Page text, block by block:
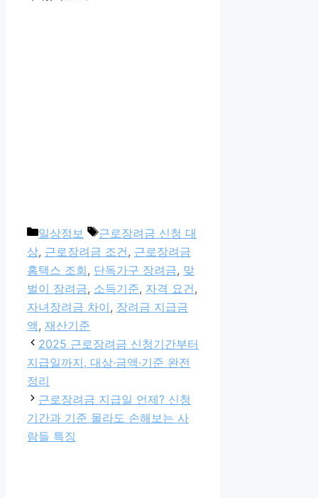
카
테
고
리
일상정보
태
그
근로장려금 신청 대
상, 근로장려금 조건, 근로장려금
홈택스 조회, 단독가구 장려금, 맞
벌이 장려금, 소득기준, 자격 요건,
자녀장려금 차이, 장려금 지급금
액, 재산기준
2025 근로장려금 신청기간부터
지급일까지, 대상·금액·기준 완전
정리
근로장려금 지급일 언제? 신청
기간과 기준 몰라도 손해보는 사
람들 특징